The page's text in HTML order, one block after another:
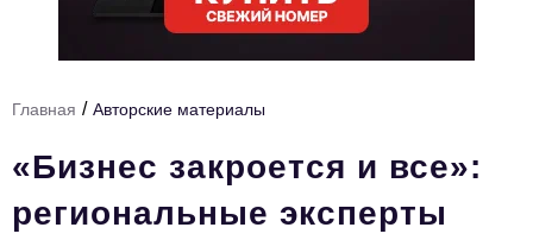
История тульского предпринимательства
Тема номера
HR
Главная / Авторские материалы
«Бизнес закроется и все»:
региональные эксперты